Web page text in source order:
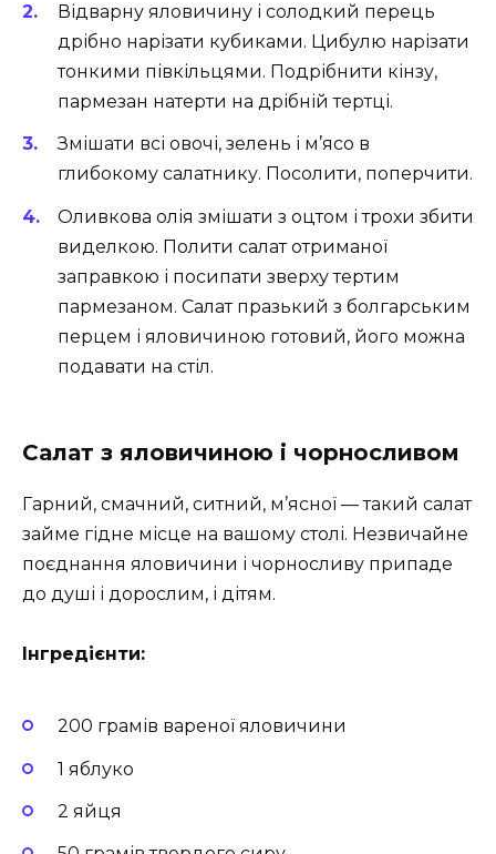
Відварну яловичину і солодкий перець
дрібно нарізати кубиками. Цибулю нарізати
тонкими півкільцями. Подрібнити кінзу,
пармезан натерти на дрібній тертці.
Змішати всі овочі, зелень і м’ясо в
глибокому салатнику. Посолити, поперчити.
Оливкова олія змішати з оцтом і трохи збити
виделкою. Полити салат отриманої
заправкою і посипати зверху тертим
пармезаном. Салат празький з болгарським
перцем і яловичиною готовий, його можна
подавати на стіл.
Салат з яловичиною і чорносливом
Гарний, смачний, ситний, м’ясної — такий салат
займе гідне місце на вашому столі. Незвичайне
поєднання яловичини і чорносливу припаде
до душі і дорослим, і дітям.
Інгредієнти:
200 грамів вареної яловичини
1 яблуко
2 яйця